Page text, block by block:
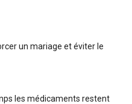
un mariage et éviter le
les médicaments restent